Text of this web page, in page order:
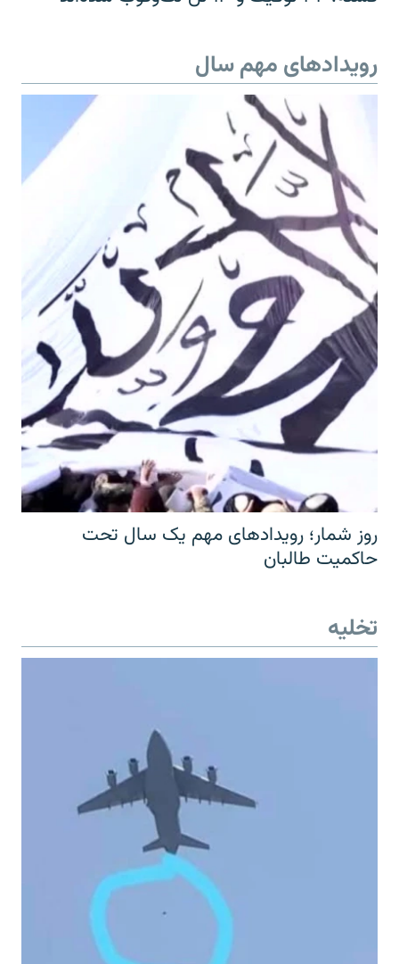
رویدادهای مهم سال
روز شمار؛ رویدادهای مهم یک سال تحت
حاکمیت طالبان
تخلیه